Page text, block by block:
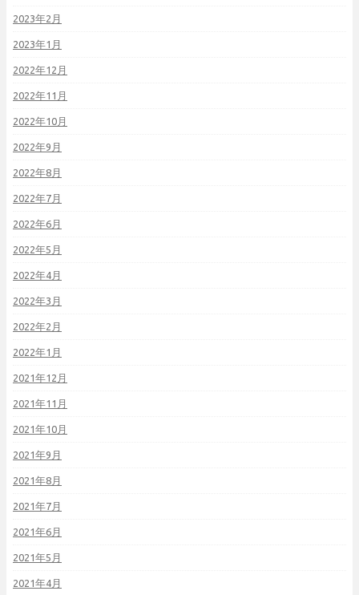
2023年2月
2023年1月
2022年12月
2022年11月
2022年10月
2022年9月
2022年8月
2022年7月
2022年6月
2022年5月
2022年4月
2022年3月
2022年2月
2022年1月
2021年12月
2021年11月
2021年10月
2021年9月
2021年8月
2021年7月
2021年6月
2021年5月
2021年4月